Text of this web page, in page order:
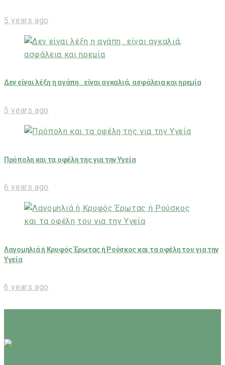
5 years ago
Δεν είναι λέξη η αγάπη.. είναι αγκαλιά, ασφάλεια και ηρεμία
5 years ago
Πρόπολη και τα οφέλη της για την Υγεία
6 years ago
Λαγομηλιά ή Κρυφός Έρωτας ή Ρούσκος και τα οφέλη του για την
Υγεία
6 years ago